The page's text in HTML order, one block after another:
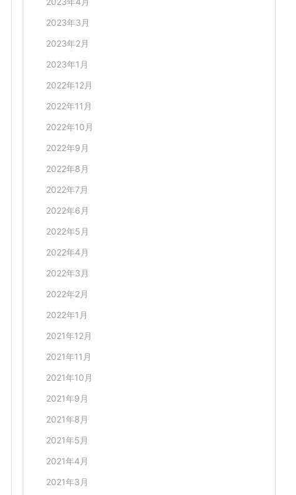
2023年3月
2023年2月
2023年1月
2022年12月
2022年11月
2022年10月
2022年9月
2022年8月
2022年7月
2022年6月
2022年5月
2022年4月
2022年3月
2022年2月
2022年1月
2021年12月
2021年11月
2021年10月
2021年9月
2021年8月
2021年5月
2021年4月
2021年3月